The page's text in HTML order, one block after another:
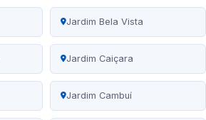
Jardim Bela Vista
Jardim Caiçara
Jardim Cambuí